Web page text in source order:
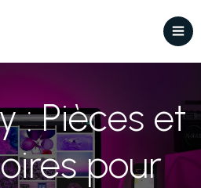
: Pièces et
pour